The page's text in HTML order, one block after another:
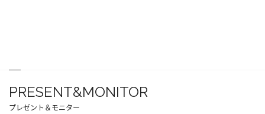
PRESENT&MONITOR
プレゼント＆モニター